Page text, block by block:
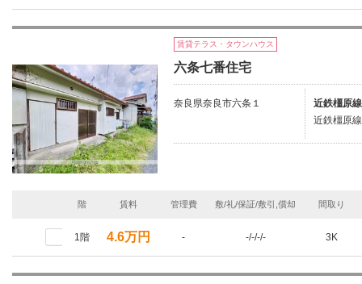
賃貸テラス・タウンハウス
六条七番住宅
奈良県奈良市六条１
近鉄橿原
近鉄橿原
階 賃料 管理費 敷/礼/保証/敷引,償却 間取り
1階 4.6万円 - -/-/-/- 3K